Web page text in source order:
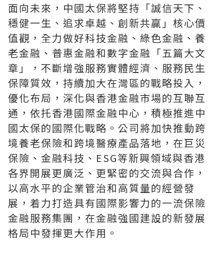
面向未來，中國太保將堅持「誠信天下、
穩健一生、追求卓越、創新共贏」核心價
值觀，全力做好科技金融、綠色金融、養
老金融、普惠金融和數字金融「五篇大文
章」，不斷增強服務實體經濟、服務民生
保障質效，持續加大在灣區的戰略投入，
優化布局，深化與香港金融市場的互聯互
通，依托香港國際金融中心，積極推進中
國太保的國際化戰略。公司將加快推動跨
境養老保險和跨境醫療產品落地，在巨災
保險、金融科技、ESG等新興領域與香港
各界開展更廣泛、更緊密的交流與合作，
以高水平的企業管治和高質量的經營發
展，着力打造具有國際影響力的一流保險
金融服務集團，在金融強國建設的新發展
格局中發揮更大作用。